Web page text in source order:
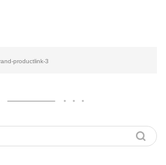
productlink-3